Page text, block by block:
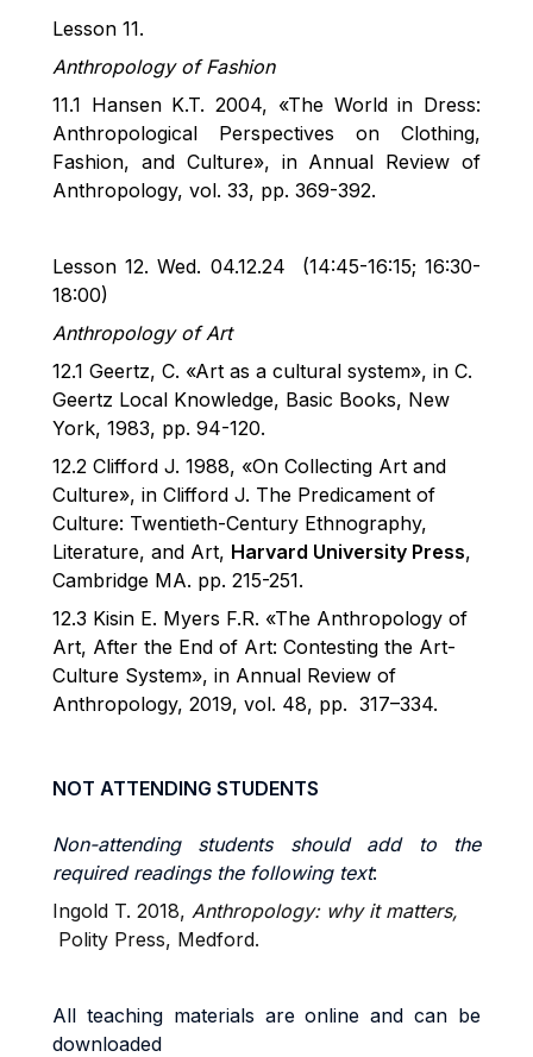
Lesson 11.
Anthropology of Fashion
11.1 Hansen K.T. 2004, «The World in Dress:
Anthropological Perspectives on Clothing,
Fashion, and Culture», in Annual Review of
Anthropology, vol. 33, pp. 369-392.
Lesson 12. Wed. 04.12.24 (14:45-16:15; 16:30-
18:00)
Anthropology of Art
12.1 Geertz, C. «Art as a cultural system», in C.
Geertz Local Knowledge, Basic Books, New
York, 1983, pp. 94-120.
12.2 Clifford J. 1988, «On Collecting Art and
Culture», in Clifford J. The Predicament of
Culture: Twentieth-Century Ethnography,
Literature, and Art, Harvard University Press,
Cambridge MA. pp. 215-251.
12.3 Kisin E. Myers F.R. «The Anthropology of
Art, After the End of Art: Contesting the Art-
Culture System», in Annual Review of
Anthropology, 2019, vol. 48, pp. 317–334.
NOT ATTENDING STUDENTS
Non-attending students should add to the
required readings the following text:
Ingold T. 2018, Anthropology: why it matters,
Polity Press, Medford.
All teaching materials are online and can be
downloaded